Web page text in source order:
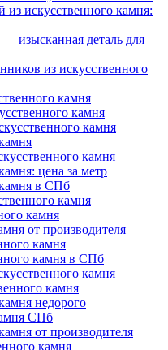
искусственного камня:
изысканная деталь для
из искусственного
камня
камня
камня
камня
цена за метр
в СПб
камня
камня
от производителя
камня
камня в СПб
камня
камня
недорого
СПб
от производителя
камня